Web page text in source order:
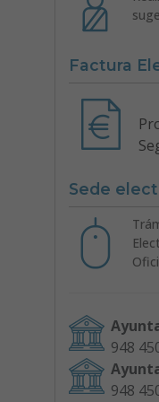
Factura
Sede
948
948